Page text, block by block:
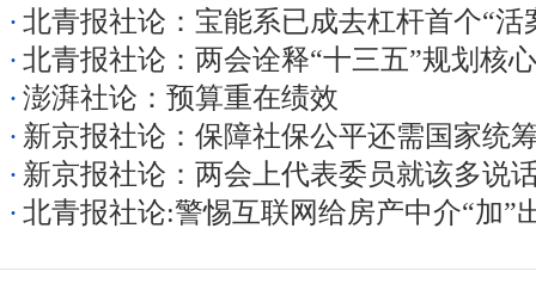
· 北青报社论：宝能系已成去杠杆首个“活
· 北青报社论：两会诠释“十三五”规划核
· 澎湃社论：预算重在绩效
· 新京报社论：保障社保公平还需国家统
· 新京报社论：两会上代表委员就该多说
· 北青报社论:警惕互联网给房产中介“加”